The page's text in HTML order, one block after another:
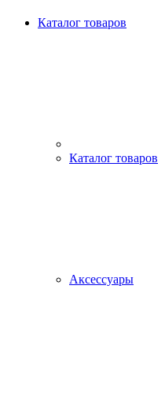
Каталог товаров
Каталог товаров
Аксессуары